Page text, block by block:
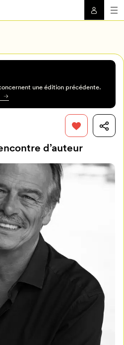
une édition précédente.
d’auteur